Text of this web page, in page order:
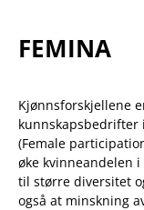
FEMINA
Kjønnsforskjellene
kunnskapsbedrifter
(Female
øke kvinneandelen
til større diversitet
også at minskning